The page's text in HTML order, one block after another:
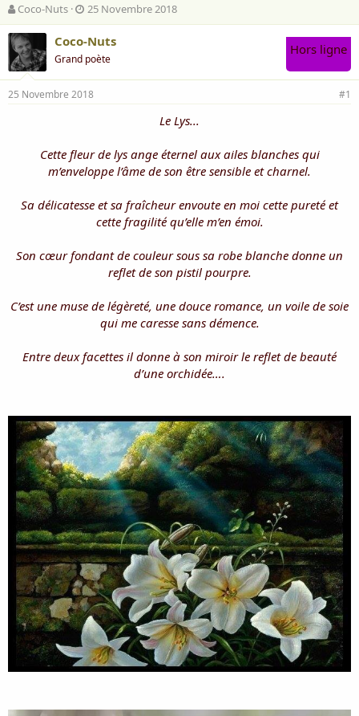
A
u
t
e
u
r
d
e
u
i
Coco-Nuts
D
a
t
d
e
d
é
t
25 Novembre 2018
Coco-Nuts
Grand poète
Hors ligne
25 Novembre 2018 #1
Le Lys...
Cette fleur de lys ange éternel aux ailes blanches qui
m’enveloppe l’âme de son être sensible et charnel.
Sa délicatesse et sa fraîcheur envoute en moi cette pureté et
cette fragilité qu’elle m’en émoi.
Son cœur fondant de couleur sous sa robe blanche donne un
reflet de son pistil pourpre.
C’est une muse de légèreté, une douce romance, un voile de soie
qui me caresse sans démence.
Entre deux facettes il donne à son miroir le reflet de beauté
d’une orchidée….